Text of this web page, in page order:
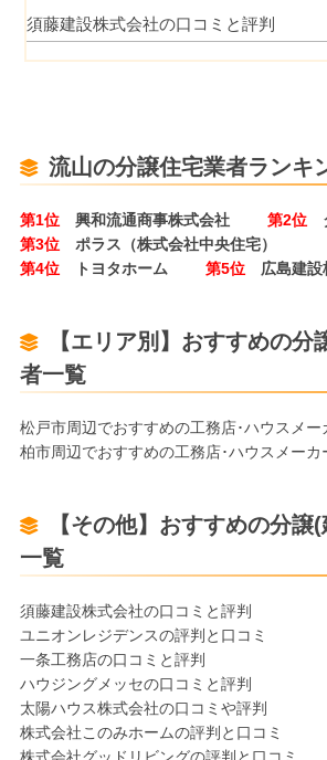
須藤建設株式会社の口コミと評判
流山の分譲住宅業者ランキ
第1位 興和流通商事株式会社 第2位
第3位
ポラス（株式会社中央住宅）
第4位
トヨタホーム 第5位 広島建
【エリア別】おすすめの分
者一覧
松戸市周辺でおすすめの工務店･ハウスメー
柏市周辺でおすすめの工務店･ハウスメーカ
【その他】おすすめの分譲
一覧
須藤建設株式会社の口コミと評判
ユニオンレジデンスの評判と口コミ
一条工務店の口コミと評判
ハウジングメッセの口コミと評判
太陽ハウス株式会社の口コミや評判
株式会社このみホームの評判と口コミ